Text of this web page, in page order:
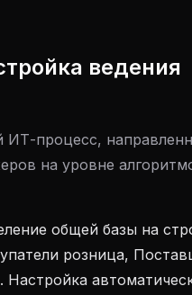
ведения
ИТ-процесс,
на уровне
общей базы на
розница,